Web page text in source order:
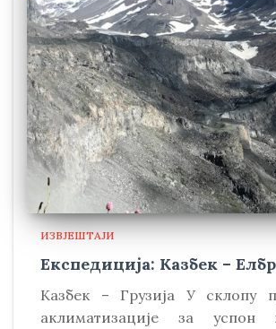
ИЗВЈЕШТАЈИ
Експедиција: Казбек –
Kазбек – Грузија У склопу
аклиматизације за успон